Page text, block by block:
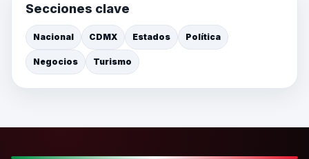
Secciones clave
Nacional CDMX Estados Política
Negocios Turismo